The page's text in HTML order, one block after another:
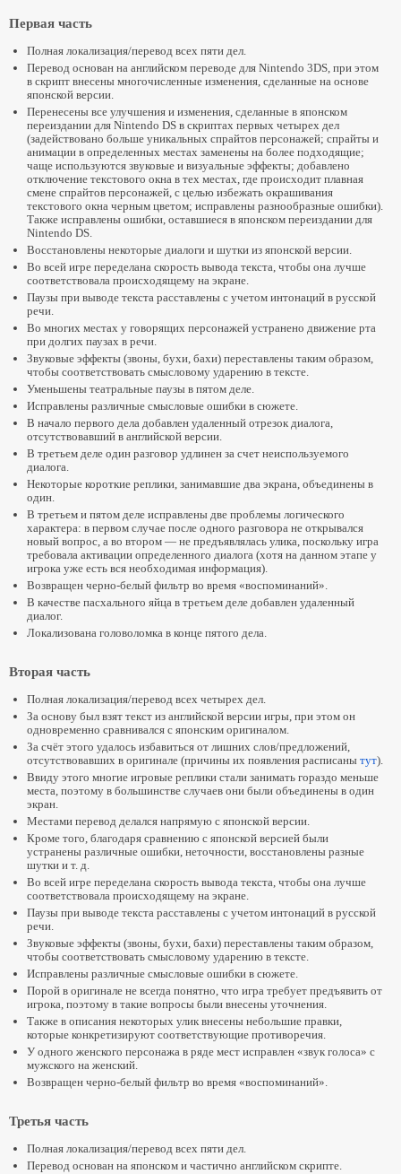
Первая часть
Полная локализация/перевод всех пяти дел.
Перевод основан на английском переводе для Nintendo 3DS, при этом
в скрипт внесены многочисленные изменения, сделанные на основе
японской версии.
Перенесены все улучшения и изменения, сделанные в японском
переиздании для Nintendo DS в скриптах первых четырех дел
(задействовано больше уникальных спрайтов персонажей; спрайты и
анимации в определенных местах заменены на более подходящие;
чаще используются звуковые и визуальные эффекты; добавлено
отключение текстового окна в тех местах, где происходит плавная
смене спрайтов персонажей, с целью избежать окрашивания
текстового окна черным цветом; исправлены разнообразные ошибки).
Также исправлены ошибки, оставшиеся в японском переиздании для
Nintendo DS.
Восстановлены некоторые диалоги и шутки из японской версии.
Во всей игре переделана скорость вывода текста, чтобы она лучше
соответствовала происходящему на экране.
Паузы при выводе текста расставлены с учетом интонаций в русской
речи.
Во многих местах у говорящих персонажей устранено движение рта
при долгих паузах в речи.
Звуковые эффекты (звоны, бухи, бахи) переставлены таким образом,
чтобы соответствовать смысловому ударению в тексте.
Уменьшены театральные паузы в пятом деле.
Исправлены различные смысловые ошибки в сюжете.
В начало первого дела добавлен удаленный отрезок диалога,
отсутствовавший в английской версии.
В третьем деле один разговор удлинен за счет неиспользуемого
диалога.
Некоторые короткие реплики, занимавшие два экрана, объединены в
один.
В третьем и пятом деле исправлены две проблемы логического
характера: в первом случае после одного разговора не открывался
новый вопрос, а во втором — не предъявлялась улика, поскольку игра
требовала активации определенного диалога (хотя на данном этапе у
игрока уже есть вся необходимая информация).
Возвращен черно-белый фильтр во время «воспоминаний».
В качестве пасхального яйца в третьем деле добавлен удаленный
диалог.
Локализована головоломка в конце пятого дела.
Вторая часть
Полная локализация/перевод всех четырех дел.
За основу был взят текст из английской версии игры, при этом он
одновременно сравнивался с японским оригиналом.
За счёт этого удалось избавиться от лишних слов/предложений,
отсутствовавших в оригинале (причины их появления расписаны тут).
Ввиду этого многие игровые реплики стали занимать гораздо меньше
места, поэтому в большинстве случаев они были объединены в один
экран.
Местами перевод делался напрямую с японской версии.
Кроме того, благодаря сравнению с японской версией были
устранены различные ошибки, неточности, восстановлены разные
шутки и т. д.
Во всей игре переделана скорость вывода текста, чтобы она лучше
соответствовала происходящему на экране.
Паузы при выводе текста расставлены с учетом интонаций в русской
речи.
Звуковые эффекты (звоны, бухи, бахи) переставлены таким образом,
чтобы соответствовать смысловому ударению в тексте.
Исправлены различные смысловые ошибки в сюжете.
Порой в оригинале не всегда понятно, что игра требует предъявить от
игрока, поэтому в такие вопросы были внесены уточнения.
Также в описания некоторых улик внесены небольшие правки,
которые конкретизируют соответствующие противоречия.
У одного женского персонажа в ряде мест исправлен «звук голоса» с
мужского на женский.
Возвращен черно-белый фильтр во время «воспоминаний».
Третья часть
Полная локализация/перевод всех пяти дел.
Перевод основан на японском и частично английском скрипте.